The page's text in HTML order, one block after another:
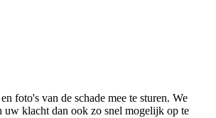
foto's van de schade mee te sturen. We
uw klacht dan ook zo snel mogelijk op te